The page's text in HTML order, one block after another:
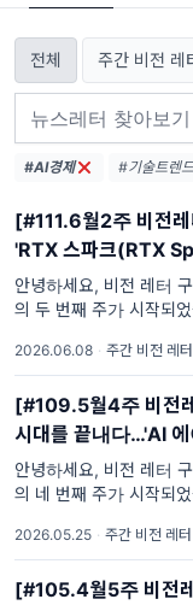
전체 주간 비전 레
#AI경제 #기술트렌
#AI생태계
#AI에이전
#AI인프라
#디지털전
[#111.6월2주 비전
'RTX 스파크(RTX
PC 시장 재편 나선다
안녕하세요, 비전 레터
의 두 번째 주가 시작되
연이어 개최되며 기술 혁
2026.06.08 · 주간 비전 레터
[#109.5월4주 비전
시대를 끝내다…'AI 에
선언
안녕하세요, 비전 레터
의 네 번째 주가 시작되
사 중 하나인 '구글 I/O
2026.05.25 · 주간 비전 레터
[#105.4월5주 비전